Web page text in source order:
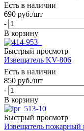
Есть в наличии
690 руб./шт
-
В корзину
Быстрый просмотр
Извещатель KV-806
Есть в наличии
850 руб./шт
-
В корзину
Быстрый просмотр
Извещатель